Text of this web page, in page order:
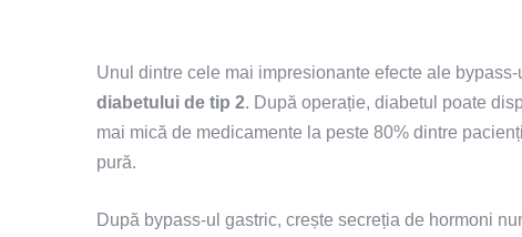
Unul dintre cele mai impresionante efecte ale
diabetului de tip 2. După operație, diabetul poate
mai mică de medicamente la peste 80% dintre
pură.
După bypass-ul gastric, crește secreția de hormoni